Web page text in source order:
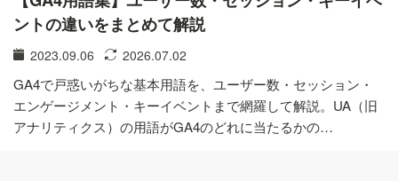
ントの違いをまとめて解説
2023.09.06 2026.07.02
GA4で戸惑いがちな基本用語を、ユーザー数・セッション・
エンゲージメント・キーイベントまで網羅して解説。UA（旧
アナリティクス）の用語がGA4のどれに当たるかの…